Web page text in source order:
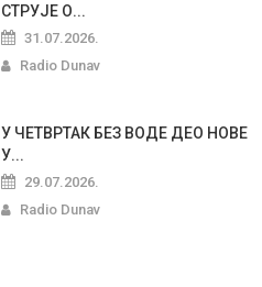
СТРУЈЕ О...
31.07.2026.
Radio Dunav
У ЧЕТВРТАК БЕЗ ВОДЕ ДЕО НОВЕ
У...
29.07.2026.
Radio Dunav